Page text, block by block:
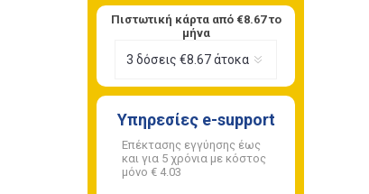
Πιστωτική κάρτα από €8.67το
μήνα
Υπηρεσίες e-support
Επέκτασης εγγύησης έως
και για 5 χρόνια με κόστος
μόνο € 4.03